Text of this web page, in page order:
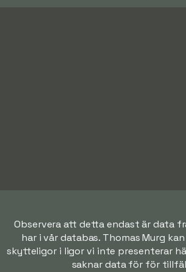
Observera att detta endast är data
har i vår databas. Thomas Murg
skytteligor i ligor vi inte presenterar
saknar data för för